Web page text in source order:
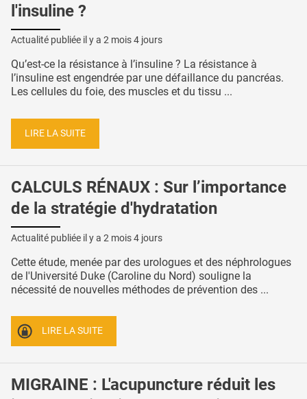
l'insuline ?
Actualité publiée il y a 2 mois 4 jours
Qu’est-ce la résistance à l’insuline ? La résistance à
l’insuline est engendrée par une défaillance du pancréas.
Les cellules du foie, des muscles et du tissu ...
LIRE LA SUITE
CALCULS RÉNAUX : Sur l’importance
de la stratégie d'hydratation
Actualité publiée il y a 2 mois 4 jours
Cette étude, menée par des urologues et des néphrologues
de l'Université Duke (Caroline du Nord) souligne la
nécessité de nouvelles méthodes de prévention des ...
LIRE LA SUITE
MIGRAINE : L'acupuncture réduit les